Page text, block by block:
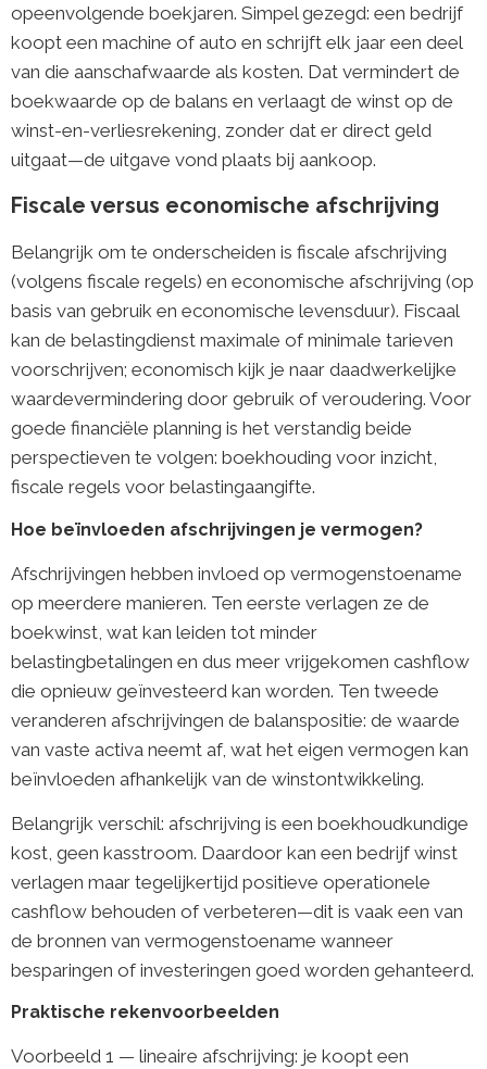
opeenvolgende boekjaren. Simpel gezegd: een bedrijf
koopt een machine of auto en schrijft elk jaar een deel
van die aanschafwaarde als kosten. Dat vermindert de
boekwaarde op de balans en verlaagt de winst op de
winst-en-verliesrekening, zonder dat er direct geld
uitgaat—de uitgave vond plaats bij aankoop.
Fiscale versus economische afschrijving
Belangrijk om te onderscheiden is fiscale afschrijving
(volgens fiscale regels) en economische afschrijving (op
basis van gebruik en economische levensduur). Fiscaal
kan de belastingdienst maximale of minimale tarieven
voorschrijven; economisch kijk je naar daadwerkelijke
waardevermindering door gebruik of veroudering. Voor
goede financiële planning is het verstandig beide
perspectieven te volgen: boekhouding voor inzicht,
fiscale regels voor belastingaangifte.
Hoe beïnvloeden afschrijvingen je vermogen?
Afschrijvingen hebben invloed op vermogenstoename
op meerdere manieren. Ten eerste verlagen ze de
boekwinst, wat kan leiden tot minder
belastingbetalingen en dus meer vrijgekomen cashflow
die opnieuw geïnvesteerd kan worden. Ten tweede
veranderen afschrijvingen de balanspositie: de waarde
van vaste activa neemt af, wat het eigen vermogen kan
beïnvloeden afhankelijk van de winstontwikkeling.
Belangrijk verschil: afschrijving is een boekhoudkundige
kost, geen kasstroom. Daardoor kan een bedrijf winst
verlagen maar tegelijkertijd positieve operationele
cashflow behouden of verbeteren—dit is vaak een van
de bronnen van vermogenstoename wanneer
besparingen of investeringen goed worden gehanteerd.
Praktische rekenvoorbeelden
Voorbeeld 1 — lineaire afschrijving: je koopt een